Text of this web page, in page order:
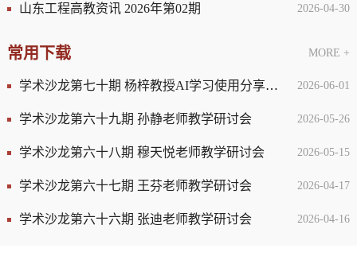
2026-04-30
山东工程高教资讯 2026年第02期
常用下载 MORE +
2026-06-01
学术沙龙第七十期 杨梓教授AI学习使用分享交流会
2026-05-26
学术沙龙第六十九期 孙静老师教学研讨会
2026-05-15
学术沙龙第六十八期 穆天悦老师教学研讨会
2026-04-17
学术沙龙第六十七期 王芬老师教学研讨会
2026-04-16
学术沙龙第六十六期 张迪老师教学研讨会